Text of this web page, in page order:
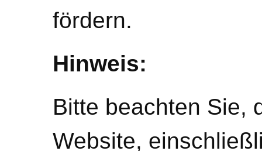
fördern.
Hinweis:
Bitte beachten Sie,
Website,